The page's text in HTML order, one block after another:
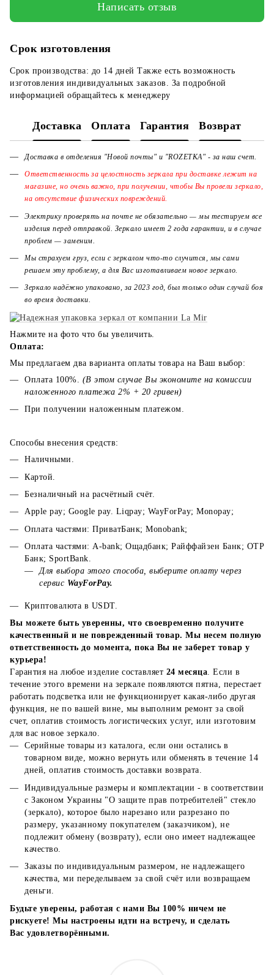
Написать отзыв
Срок изготовления
Срок производства: до 14 дней Также есть возможность
изготовления индивидуальных заказов. За подробной
информацией обращайтесь к менеджеру
Доставка Оплата Гарантия Возврат
Доставка в отделения "Новой почты" и "ROZETKA" - за наш счет.
Ответственность за целостность зеркала при доставке лежит на
магазине, но очень важно, при получении, чтобы Вы провели зеркало,
на отсутствие физических повреждений.
Электрику проверять на почте не обязательно — мы тестируем все
изделия перед отправкой. Зеркало имеет 2 года гарантии, и в случае
проблем — заменим.
Мы страхуем груз, если с зеркалом что-то случится, мы сами
решаем эту проблему, а для Вас изготавливаем новое зеркало.
Зеркало надёжно упаковано, за 2023 год, был только один случай боя
во время доставки.
Нажмите на фото что бы увеличить.
Оплата:
Мы предлагаем два варианта оплаты товара на Ваш выбор:
Оплата 100%. (В этом случае Вы экономите на комиссии
наложенного платежа 2% + 20 гривен)
При получении наложенным платежом.
Способы внесения средств:
Наличными.
Картой.
Безналичный на расчётный счёт.
Apple pay; Google pay. Liqpay; WayForPay; Monopay;
Оплата частями: ПриватБанк; Monobank;
Оплата частями: A-bank; Ощадбанк; Райффайзен Банк; ОТР
Банк; SportBank.
Для выбора этого способа, выберите оплату через
сервис WayForPay.
Криптовалюта в USDT.
Вы можете быть уверенны, что своевременно получите
качественный и не поврежденный товар. Мы несем полную
ответственность до момента, пока Вы не заберет товар у
курьера!
Гарантия на любое изделие составляет 24 месяца. Если в
течение этого времени на зеркале появляются пятна, перестает
работать подсветка или не функционирует какая-либо другая
функция, не по вашей вине, мы выполним ремонт за свой
счет, оплатив стоимость логистических услуг, или изготовим
для вас новое зеркало.
Серийные товары из каталога, если они остались в
товарном виде, можно вернуть или обменять в течение 14
дней, оплатив стоимость доставки возврата.
Индивидуальные размеры и комплектации - в соответствии
с Законом Украины "О защите прав потребителей" стекло
(зеркало), которое было нарезано или разрезано по
размеру, указанному покупателем (заказчиком), не
подлежит обмену (возврату), если оно имеет надлежащее
качество.
Заказы по индивидуальным размером, не надлежащего
качества, ми переделываем за свой счёт или возвращаем
деньги.
Будьте уверены, работая с нами Вы 100% ничем не
рискуете! Мы настроены идти на встречу, и сделать
Вас удовлетворёнными.